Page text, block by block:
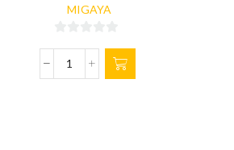
MIGAYA
de
5
Rocas